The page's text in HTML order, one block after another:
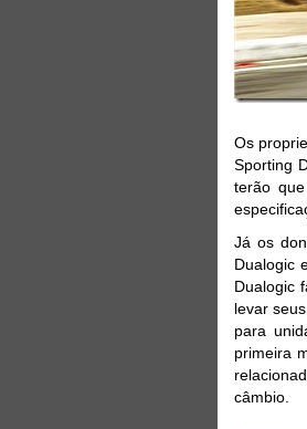
Os
Sporting
terão
Já os
Dualogic
Dualogic
levar
para
primeira
câmbio.